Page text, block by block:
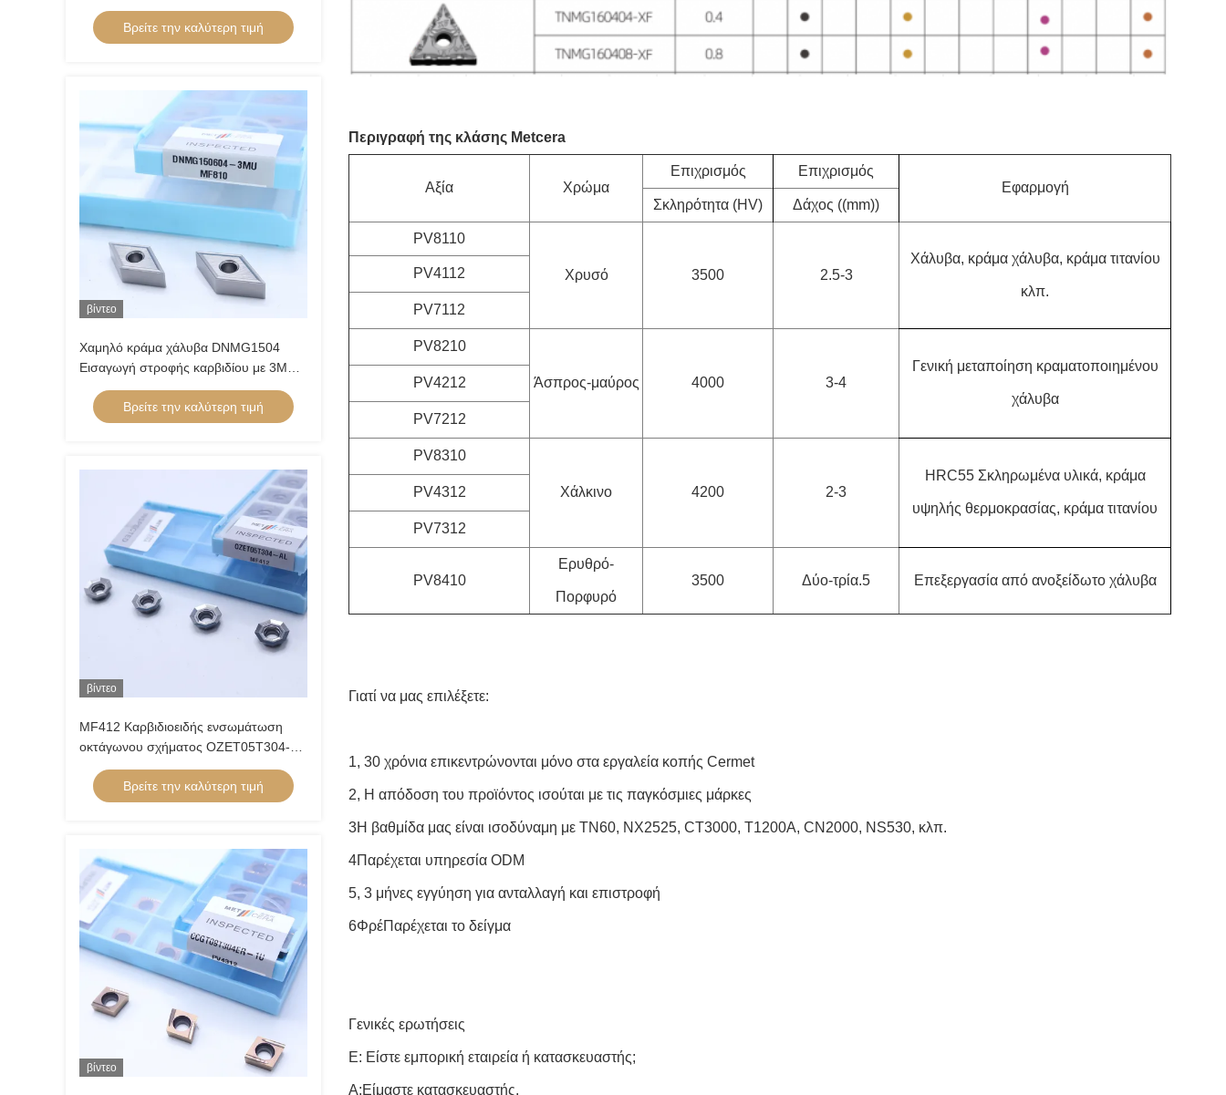
CNMG120404-FQ PV8310
Βρείτε την καλύτερη τιμή
βίντεο
Χαμηλό κράμα χάλυβα DNMG1504
Εισαγωγή στροφής καρβιδίου με 3MU
ημιτελή σπάσιμο τσιπ και μη
επικαλυμμένη επικάλυψη
Βρείτε την καλύτερη τιμή
βίντεο
MF412 Καρβιδιοειδής ενσωμάτωση
οκτάγωνου σχήματος OZET05T304-AL
για την στροφή ατσάλιου αλουμινίου
Βρείτε την καλύτερη τιμή
βίντεο
Περιγραφή της κλάσης Metcera
Αξία Χρώμα
Επιχρισμός
Επιχρισμός
Εφαρμογή
Σκληρότητα (HV)
Δάχος ((mm))
PV8110
Χρυσό 3500 2.5-3
Χάλυβα, κράμα χάλυβα, κράμα τιτανίου
κλπ.
PV4112
PV7112
PV8210
Άσπρος-μαύρος 4000 3-4
Γενική μεταποίηση κραματοποιημένου
χάλυβα
PV4212
PV7212
PV8310
Χάλκινο 4200 2-3
HRC55 Σκληρωμένα υλικά, κράμα
υψηλής θερμοκρασίας, κράμα τιτανίου
PV4312
PV7312
PV8410
Ερυθρό-
Πορφυρό
3500 Δύο-τρία.5 Επεξεργασία από ανοξείδωτο χάλυβα
Γιατί να μας επιλέξετε:
1, 30 χρόνια επικεντρώνονται μόνο στα εργαλεία κοπής Cermet
2, Η απόδοση του προϊόντος ισούται με τις παγκόσμιες μάρκες
3Η βαθμίδα μας είναι ισοδύναμη με TN60, NX2525, CT3000, T1200A, CN2000, NS530, κλπ.
4Παρέχεται υπηρεσία ODM
5, 3 μήνες εγγύηση για ανταλλαγή και επιστροφή
6ΦρέΠαρέχεται το δείγμα
Γενικές ερωτήσεις
Ε: Είστε εμπορική εταιρεία ή κατασκευαστής;
Α:Είμαστε κατασκευαστής.